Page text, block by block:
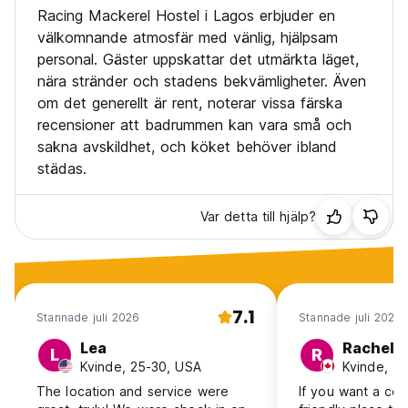
Gratis kaffe eller te
Stora skåp i rummet (ta med eget lås eller hyr ett av oss)
Allmän:
Inget utegångsförbud.
Icke-rökare. (Auto-translated from original language)
Racing Mackerel Hostel i Lagos erbjuder en
välkomnande atmosfär med vänlig, hjälpsam
personal. Gäster uppskattar det utmärkta läget,
nära stränder och stadens bekvämligheter. Även
om det generellt är rent, noterar vissa färska
recensioner att badrummen kan vara små och
sakna avskildhet, och köket behöver ibland
städas.
Var detta till hjälp?
Stannade juli 2026 7.1
L Lea
Kvinde, 25-30, USA
The location and service were
Stannade juli 2026
R Rachel
Kvinde,
If you want a